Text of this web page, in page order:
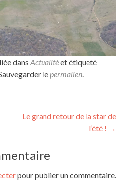
dans Actualitéet étiqueté
Sauvegarder le permalien
Le grand retour de la star de
l’été ! →
pour publier un commentaire.